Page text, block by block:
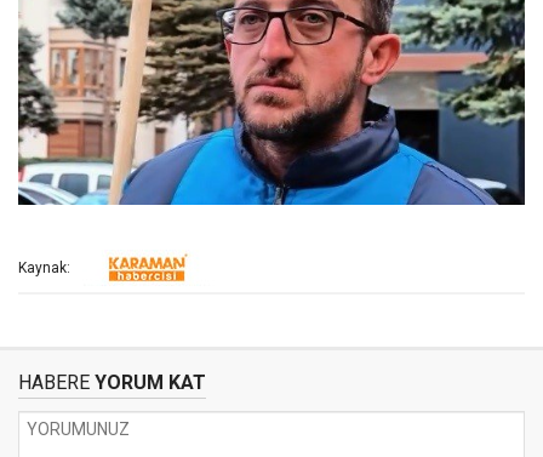
Kaynak:
HABERE YORUM KAT